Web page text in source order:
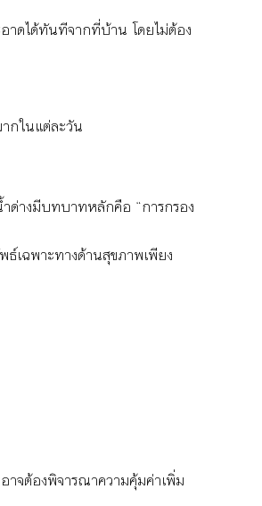
าดได้ทันทีจากที่บ้าน โดยไม่ต้อง
กในแต่ละวัน
ำด่างมีบทบาทหลักคือ “การกรอง
เฉพาะทางด้านสุขภาพเพียง
จต้องพิจารณาความคุ้มค่าเพิ่ม